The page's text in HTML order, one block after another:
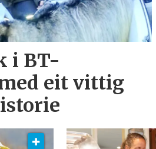
i BT-
eit vittig